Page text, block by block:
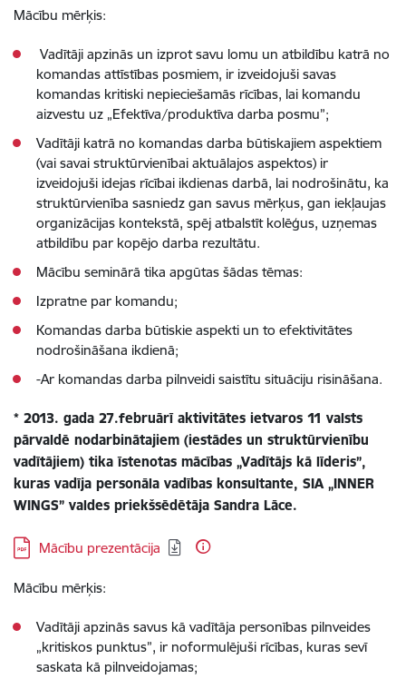
Mācību mērķis:
Vadītāji apzinās un izprot savu lomu un atbildību katrā no
komandas attīstības posmiem, ir izveidojuši savas
komandas kritiski nepieciešamās rīcības, lai komandu
aizvestu uz „Efektīva/produktīva darba posmu”;
Vadītāji katrā no komandas darba būtiskajiem aspektiem
(vai savai struktūrvienībai aktuālajos aspektos) ir
izveidojuši idejas rīcībai ikdienas darbā, lai nodrošinātu, ka
struktūrvienība sasniedz gan savus mērķus, gan iekļaujas
organizācijas kontekstā, spēj atbalstīt kolēģus, uzņemas
atbildību par kopējo darba rezultātu.
Mācību seminārā tika apgūtas šādas tēmas:
Izpratne par komandu;
Komandas darba būtiskie aspekti un to efektivitātes
nodrošināšana ikdienā;
-Ar komandas darba pilnveidi saistītu situāciju risināšana.
* 2013. gada 27.februārī aktivitātes ietvaros 11 valsts
pārvaldē nodarbinātajiem (iestādes un struktūrvienību
vadītājiem) tika īstenotas mācības „Vadītājs kā līderis”,
kuras vadīja personāla vadības konsultante, SIA „INNER
WINGS” valdes priekšsēdētāja Sandra Lāce.
Lejupielādēt:
Mācību prezentācija
Mācību mērķis:
Vadītāji apzinās savus kā vadītāja personības pilnveides
„kritiskos punktus”, ir noformulējuši rīcības, kuras sevī
saskata kā pilnveidojamas;